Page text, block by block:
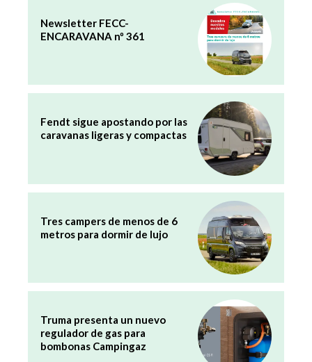
Newsletter FECC-
ENCARAVANA nº 361
Fendt sigue apostando por las
caravanas ligeras y compactas
Tres campers de menos de 6
metros para dormir de lujo
Truma presenta un nuevo
regulador de gas para
bombonas Campingaz